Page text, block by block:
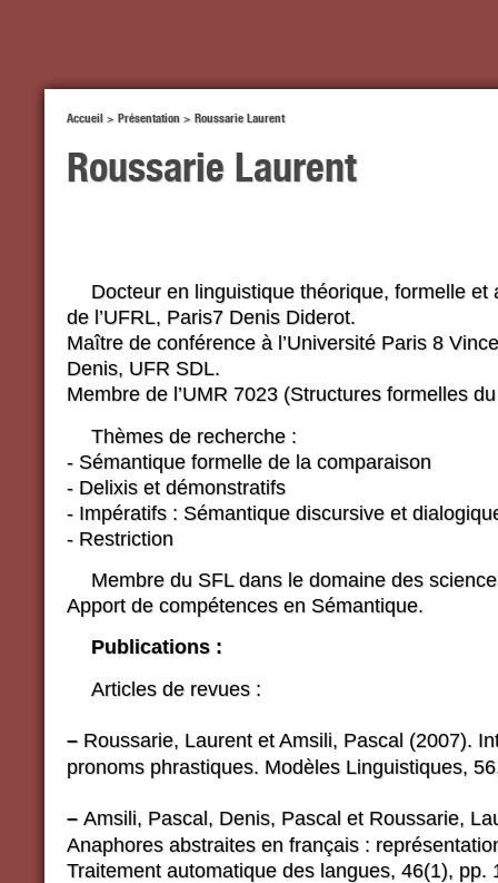
Accueil > Présentation > Roussarie Laurent
Roussarie Laurent
Docteur en linguistique théorique, formelle et
de l’UFRL, Paris7 Denis Diderot.
Maître de conférence à l’Université Paris 8
Denis, UFR SDL.
Membre de l’UMR 7023 (Structures formelles
Thèmes de recherche :
- Sémantique formelle de la comparaison
- Delixis et démonstratifs
- Impératifs : Sémantique discursive et
- Restriction
Membre du SFL dans le domaine des
Apport de compétences en Sémantique.
Publications :
Articles de revues :
– Roussarie, Laurent et Amsili, Pascal (2007).
pronoms phrastiques. Modèles Linguistiques,
– Amsili, Pascal, Denis, Pascal et Roussarie,
Anaphores abstraites en français :
Traitement automatique des langues, 46(1), pp.